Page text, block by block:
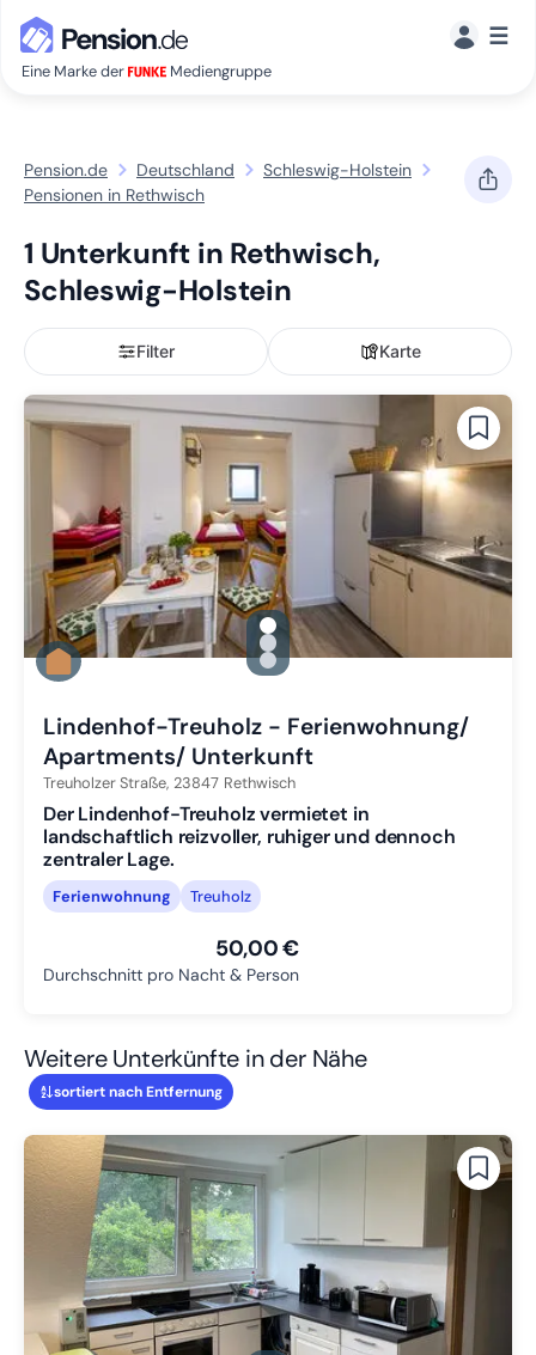
Eine Marke der Mediengruppe
☰
Pension.de Deutschland
Schleswig-Holstein
Pensionen in Rethwisch
1 Unterkunft in Rethwisch,
Schleswig-Holstein
Filter Karte
gallery.slide_selector
Zu Slide 1 wechseln
Zu Slide 2 wechseln
Zu Slide 3 wechseln
Lindenhof-Treuholz - Ferienwohnung/
Apartments/ Unterkunft
Treuholzer Straße, 23847 Rethwisch
Der Lindenhof-Treuholz vermietet in
landschaftlich reizvoller, ruhiger und dennoch
zentraler Lage.
Ferienwohnung Treuholz
50,00 €
Durchschnitt pro Nacht & Person
Weitere Unterkünfte in der Nähe
sortiert nach Entfernung